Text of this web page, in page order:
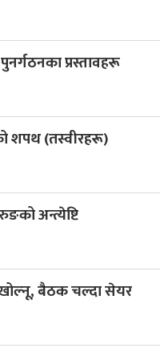
प्रस्तावहरू
शपथ (तस्वीरहरू)
अन्त्येष्टि
बैठक चल्दा सेयर